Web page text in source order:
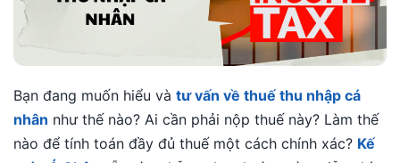
Bạn đang muốn hiểu và tư vấn về thuế thu nhập cá
nhân như thế nào? Ai cần phải nộp thuế này? Làm thế
nào để tính toán đầy đủ thuế một cách chính xác? Kế